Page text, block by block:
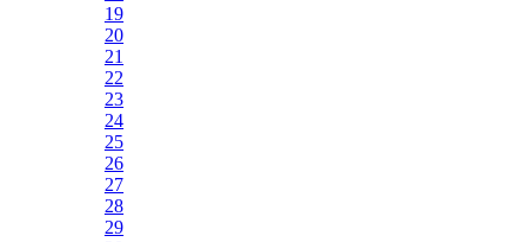
19
20
21
22
23
24
25
26
27
28
29